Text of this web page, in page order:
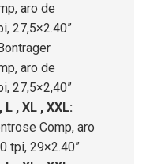
aro de
27,5×2.40”
Bontrager
aro de
27,5×2,40”
, XL , XXL:
Comp, aro
tpi, 29×2.40”